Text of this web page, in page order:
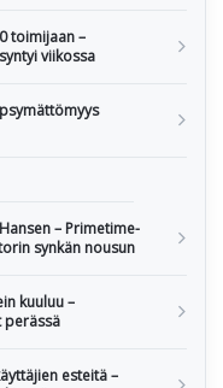
toimijaan –
viikossa
– Primetime-
synkän nousun
kuuluu –
perässä
esteitä –